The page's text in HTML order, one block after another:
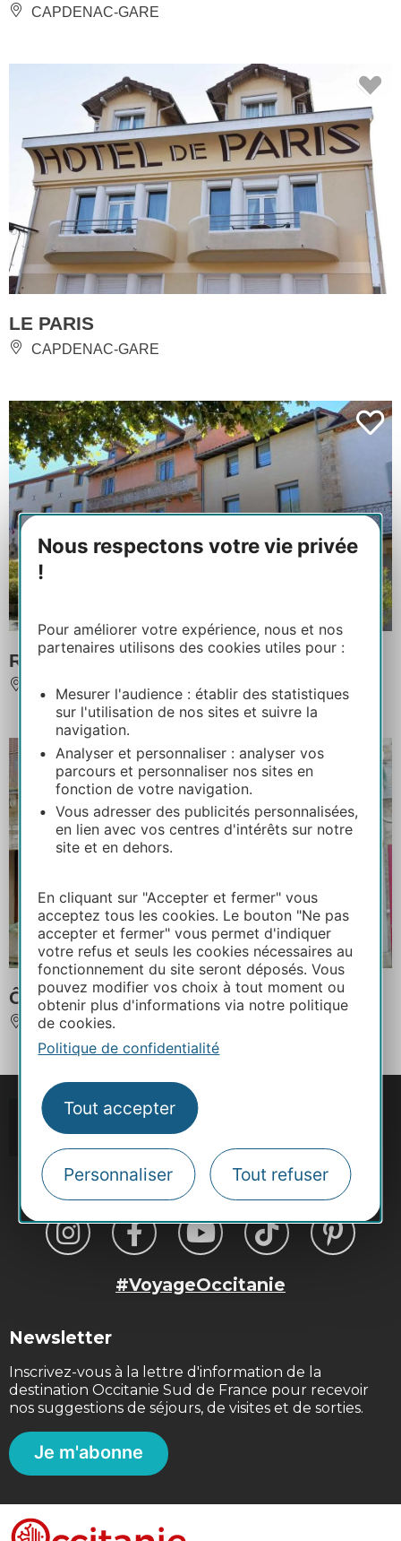
Nous respectons votre vie privée
!
Pour améliorer votre expérience, nous et nos
partenaires utilisons des cookies utiles pour :
Mesurer l'audience : établir des statistiques
sur l'utilisation de nos sites et suivre la
navigation.
Analyser et personnaliser : analyser vos
parcours et personnaliser nos sites en
fonction de votre navigation.
Vous adresser des publicités personnalisées,
en lien avec vos centres d'intérêts sur notre
site et en dehors.
En cliquant sur "Accepter et fermer" vous
acceptez tous les cookies. Le bouton "Ne pas
accepter et fermer" vous permet d'indiquer
votre refus et seuls les cookies nécessaires au
fonctionnement du site seront déposés. Vous
pouvez modifier vos choix à tout moment ou
obtenir plus d'informations via notre politique
de cookies.
Politique de confidentialité
Tout accepter
Personnaliser Tout refuser
CAPDENAC-GARE
LE PARIS
CAPDENAC-GARE
Restaurant Le Relais de la Tour
CAPDENAC
Ô CAP 2
CAPDENAC-GARE
#VoyageOccitanie
Newsletter
Inscrivez-vous à la lettre d'information de la
destination Occitanie Sud de France pour recevoir
nos suggestions de séjours, de visites et de sorties.
Je m'abonne